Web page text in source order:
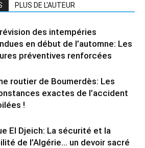
PLUS DE L'AUTEUR
des intempéries
en début de l’automne: Les
préventives renforcées
routier de Boumerdès: Les
exactes de l’accident
!
El Djeich: La sécurité et la
de l’Algérie… un devoir sacré